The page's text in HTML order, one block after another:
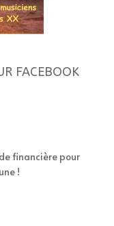
FACEBOOK
financière pour
!